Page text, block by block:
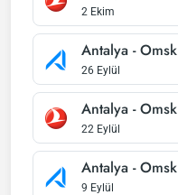
2 Ekim
Antalya - Omsk
26 Eylül
Antalya - Omsk
22 Eylül
Antalya - Omsk
9 Eylül